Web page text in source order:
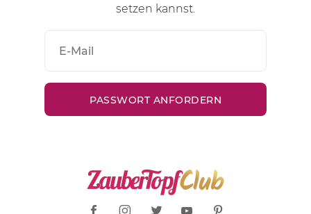
setzen kannst.